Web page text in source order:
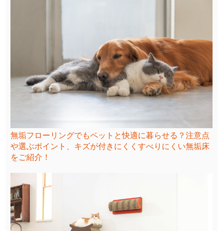
無垢フローリングでもペットと快適に暮らせる？注意点
や選ぶポイント、キズが付きにくくすべりにくい無垢床
をご紹介！